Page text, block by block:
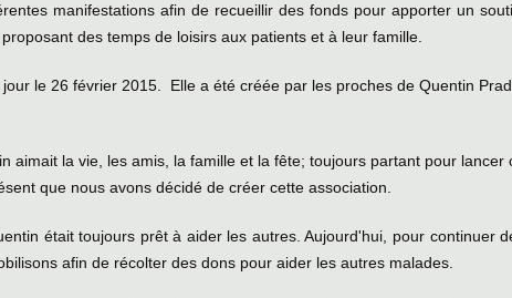
manifestations afin de recueillir des fonds pour apporter un
des temps de loisirs aux patients et à leur famille.
jour le 26 février 2015. Elle a été créée par les proches de Quentin
aimait la vie, les amis, la famille et la fête; toujours partant pour lancer
que nous avons décidé de créer cette association.
était toujours prêt à aider les autres. Aujourd'hui, pour continuer
afin de récolter des dons pour aider les autres malades.